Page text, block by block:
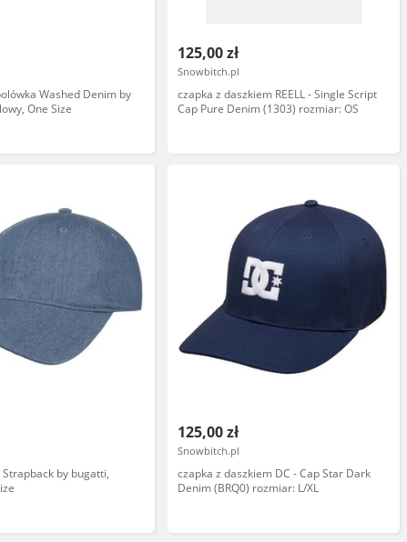
Washed Denim by
One Size
125,00 zł
Snowbitch.pl
czapka z daszkiem REELL - Single Script
Cap Pure Denim (1303) rozmiar: OS
Strapback by bugatti,
125,00 zł
Snowbitch.pl
czapka z daszkiem DC - Cap Star Dark
Denim (BRQ0) rozmiar: L/XL